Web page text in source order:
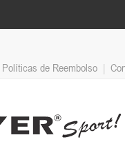
Políticas de Reembolso |